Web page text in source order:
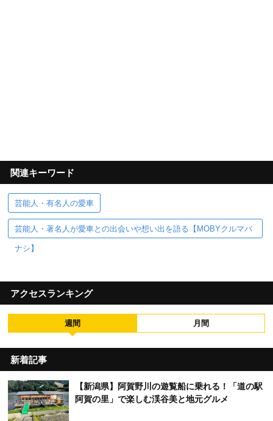
関連キーワード
芸能人・有名人の愛車
芸能人・著名人が愛車との出会いや想い出を語る【MOBYクルマバ
ナシ】
アクセスランキング
週間 月間
新着記事
【新潟県】阿賀野川の遊覧船に乗れる！「道の駅
阿賀の里」で楽しむ渓谷美と地元グルメ